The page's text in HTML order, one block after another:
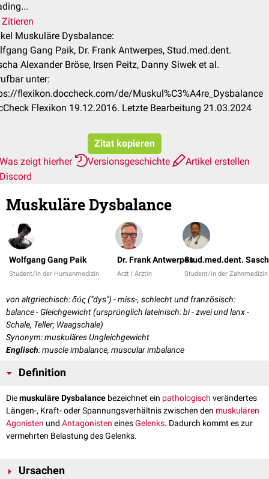
Zitieren
Muskuläre Dysbalance:
Gang Paik, Dr. Frank Antwerpes, Stud.med.dent.
Alexander Bröse, Irsen Peitz, Danny Siwek et al.
unter:
flexikon.doccheck.com/de/Muskul%C3%A4re_Dysbalance
Flexikon 19.12.2016. Letzte Bearbeitung 21.03.2024
Zitat kopieren
Was zeigt hierher
Versionsgeschichte
Artikel erstellen
Discord
Muskuläre Dysbalance
Wolfgang Gang Paik
Student/in der Humanmedizin
Dr. Frank Antwerpes
Arzt | Ärztin
Stud.med.dent.
Student/in der Zahnmedizin
von altgriechisch: δύς ("dys") - miss-, schlecht und französisch:
balance - Gleichgewicht (ursprünglich lateinisch: bi - zwei und lanx -
Schale, Teller; Waagschale)
Synonym: muskuläres Ungleichgewicht
Englisch: muscle imbalance, muscular imbalance
Definition
Diemuskuläre Dysbalance bezeichnet ein pathologisch verändertes
Längen-, Kraft- oder Spannungsverhältnis zwischen den muskulären
Agonisten und Antagonisten einesGelenks. Dadurch kommt es zur
vermehrten Belastung des Gelenks.
Ursachen